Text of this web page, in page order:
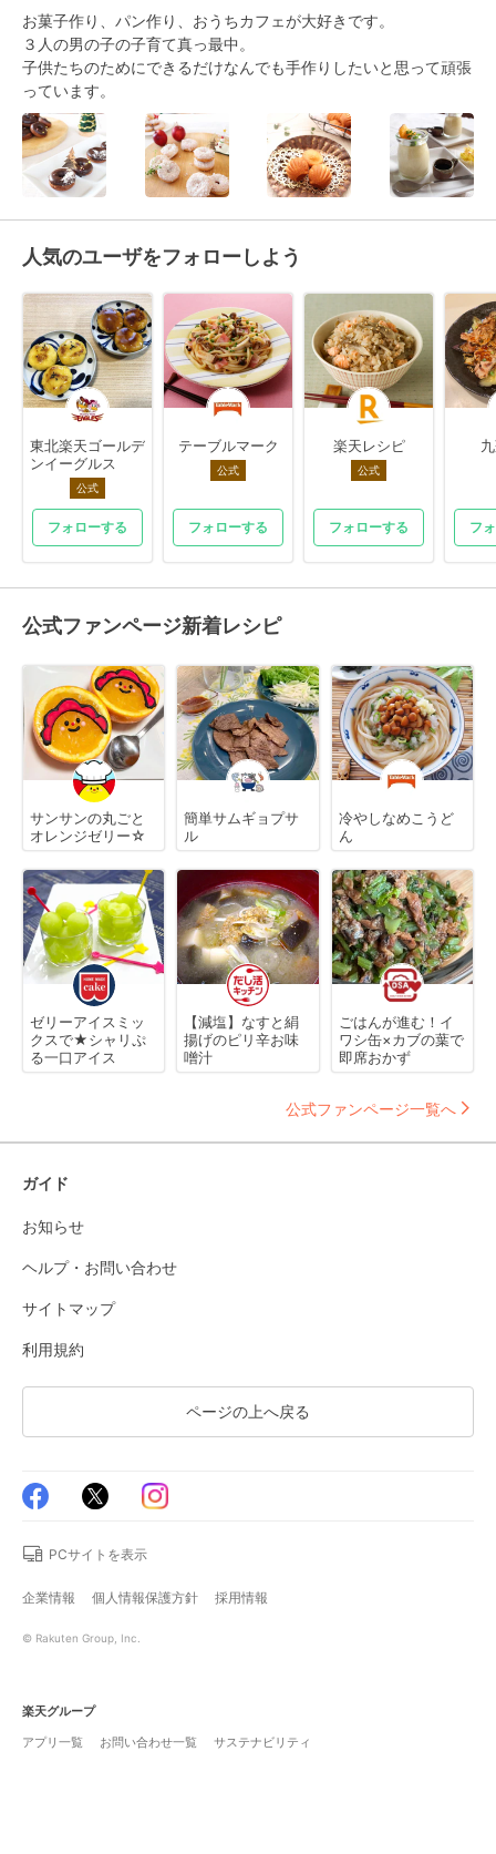
お菓子作り、パン作り、おうちカフェが大好きです。
３人の男の子の子育て真っ最中。
子供たちのためにできるだけなんでも手作りしたいと思って頑張
っています。
人気のユーザをフォローしよう
東北楽天ゴールデ
ンイーグルス
公式
フォローする
テーブルマーク
公式
フォローする
楽天レシピ
公式
フォローする フ
公式ファンページ新着レシピ
サンサンの丸ごと
オレンジゼリー☆
簡単サムギョプサ
ル
冷やしなめこうど
ん
ゼリーアイスミッ
クスで★シャリぷ
る一口アイス
【減塩】なすと絹
揚げのピリ辛お味
噌汁
ごはんが進む！イ
ワシ缶×カブの葉で
即席おかず
公式ファンページ一覧へ
ガイド
お知らせ
ヘルプ・お問い合わせ
サイトマップ
利用規約
ページの上へ戻る
PCサイトを表示
企業情報 個人情報保護方針 採用情報
© Rakuten Group, Inc.
楽天グループ
アプリ一覧
お問い合わせ一覧 サステナビリティ